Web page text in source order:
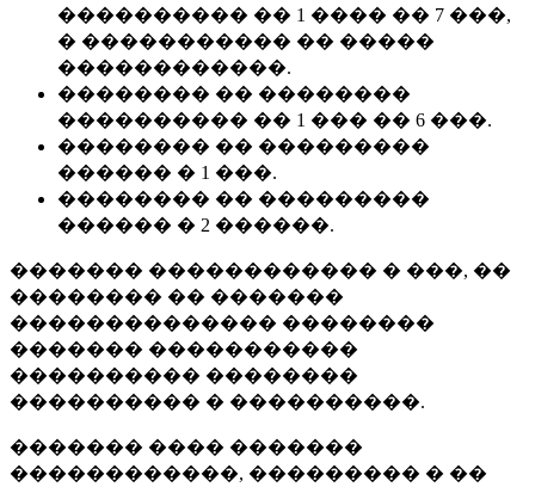
���������� �� 1 ���� �� 7 ���,
� ����������� �� �����
������������.
�������� �� ��������
���������� �� 1 ��� �� 6 ���.
�������� �� ���������
������ � 1 ���.
�������� �� ���������
������ � 2 ������.
������� ������������ � ���, ��
�������� �� �������
�������������� ��������
������� �����������
���������� ��������
���������� � ����������.
������� ���� �������
������������, ��������� � ��